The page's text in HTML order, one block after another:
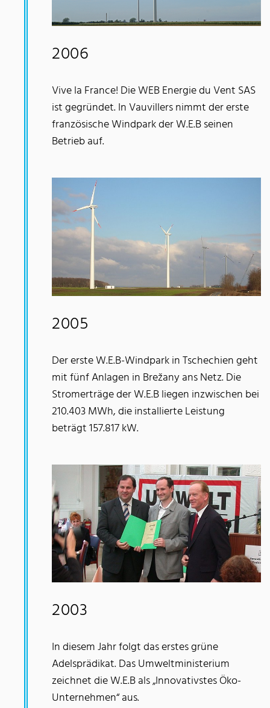
2006
Vive la France! Die WEB Energie du Vent SAS
ist gegründet. In Vauvillers nimmt der erste
französische Windpark der W.E.B seinen
Betrieb auf.
2005
Der erste W.E.B-Windpark in Tschechien geht
mit fünf Anlagen in Brežany ans Netz. Die
Stromerträge der W.E.B liegen inzwischen bei
210.403 MWh, die installierte Leistung
beträgt 157.817 kW.
2003
In diesem Jahr folgt daserstes grüne
Adelsprädikat. Das Umweltministerium
zeichnet die W.E.B als „Innovativstes Öko-
Unternehmen“ aus.